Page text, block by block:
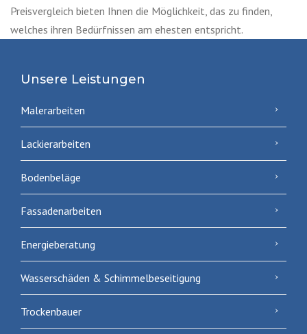
Preisvergleich bieten Ihnen die Möglichkeit, das zu finden,
welches ihren Bedürfnissen am ehesten entspricht.
Unsere Leistungen
Malerarbeiten
Lackierarbeiten
Bodenbeläge
Fassadenarbeiten
Energieberatung
Wasserschäden & Schimmelbeseitigung
Trockenbauer